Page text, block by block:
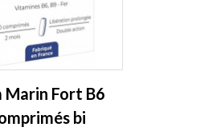
Marin Fort B6
bi